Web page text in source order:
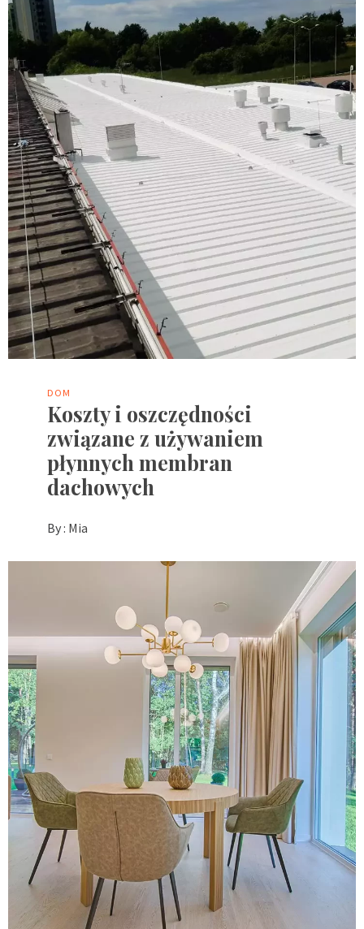
DOM
Koszty i oszczędności
związane z używaniem
płynnych membran
dachowych
By : Mia